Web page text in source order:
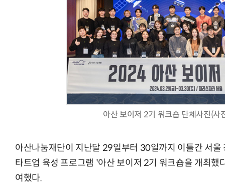
아산 보이저 2기 워크숍 단체사진(사
아산나눔재단이 지난달 29일부터 30일까지 이틀간 서
타트업 육성 프로그램 '아산 보이저 2기 워크숍을 개최했
여했다.